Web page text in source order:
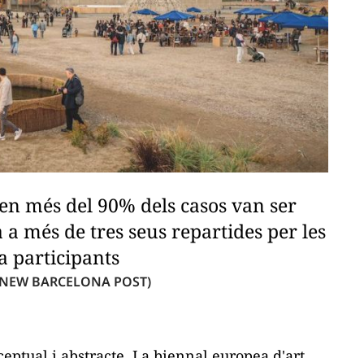
més del 90% dels casos van ser
més de tres seus repartides per les
participants
BARCELONA POST)